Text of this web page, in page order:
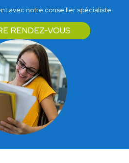
avec notre conseiller spécialiste.
RENDEZ-VOUS